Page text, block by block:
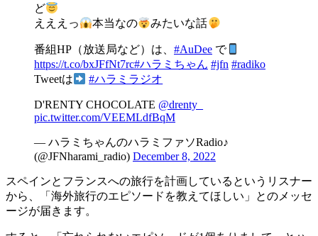
ど
えええっ
本当なの みたいな話
番組HP（放送局など）は、 #AuDee で
https://t.co/bxJFfNt7rc#ハラミちゃん #jfn #radiko
Tweetは
#ハラミラジオ
D'RENTY CHOCOLATE @drenty_
pic.twitter.com/VEEMLdfBqM
— ハラミちゃんのハラミファソRadio♪
(@JFNharami_radio) December 8, 2022
スペインとフランスへの旅行を計画しているというリスナー
から、「海外旅行のエピソードを教えてほしい」とのメッセ
ージが届きます。